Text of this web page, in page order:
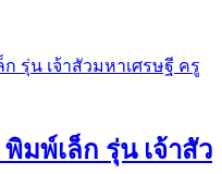
มพ์เล็ก รุ่น เจ้าสัว